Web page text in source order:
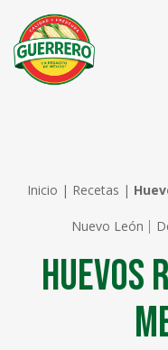
Inicio | Recetas |
Nuevo León
Huevos